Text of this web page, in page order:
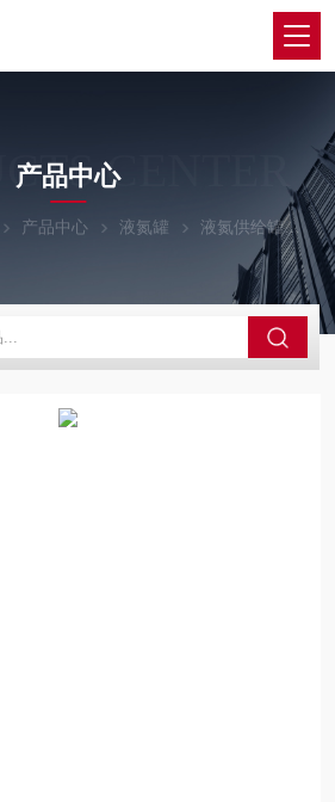
CENTER
产品中心
产品中心 液氮罐 液氮供给罐